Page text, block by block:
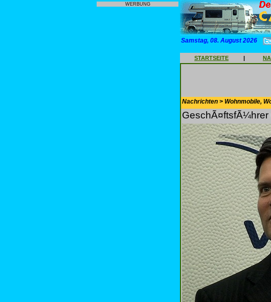
WERBUNG
Samstag, 08. August 2026
STARTSEITE |
Nachrichten > Wohnmobile,
GeschÃ¤ftsfÃ¼hrer